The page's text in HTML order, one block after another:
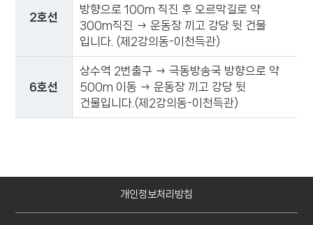
2호선
방향으로 100m 직진 후 오르막길로 약
300m직진 → 운동장 끼고 강당 뒷 건물
입니다. (제2강의동-이천득관)
6호선
상수역 2번출구 → 극동방송국 방향으로 약
500m 이동 → 운동장 끼고 강당 뒷
건물입니다.(제2강의동-이천득관)
개인정보처리방침